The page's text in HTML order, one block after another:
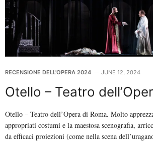
RECENSIONE DELL'OPERA 2024 JUNE 12, 2024
Otello – Teatro
Otello – Teatro dell’Opera di Roma. Molto
appropriati costumi e la maestosa scenografia,
da efficaci proiezioni (come nella scena